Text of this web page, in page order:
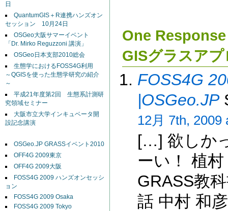
日
QuantumGIS＋R連携ハンズオン
セッション 10月24日
OSGeo大阪サマーイベント
「Dr. Mirko Reguzzoni 講演」
OSGeo日本支部2010総会
生態学におけるFOSS4G利用
～QGISを使った生態学研究の紹介
～
平成21年度第2回 生態系計測研
究領域セミナー
大阪市立大学インキュベータ開
設記念講演
OSGeo.JP GRASSイベント2010
OFF4G 2009東京
OFF4G 2009大阪
FOSS4G 2009 ハンズオンセッシ
ョン
FOSS4G 2009 Osaka
FOSS4G 2009 Tokyo
One
GISグラスアプ
FOSS4G
|OSGeo.JP
12月 7th, 2009
[…] 欲しか
ーい！ 植
GRASS教
話 中村 和